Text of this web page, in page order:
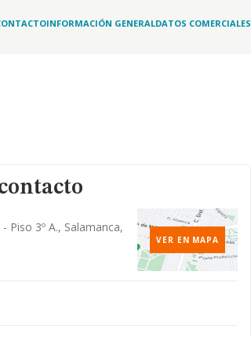
INFORMACIÓN GENERALDATOS COMERCIALES
Piso 3º A., Salamanca,
VER EN MAPA